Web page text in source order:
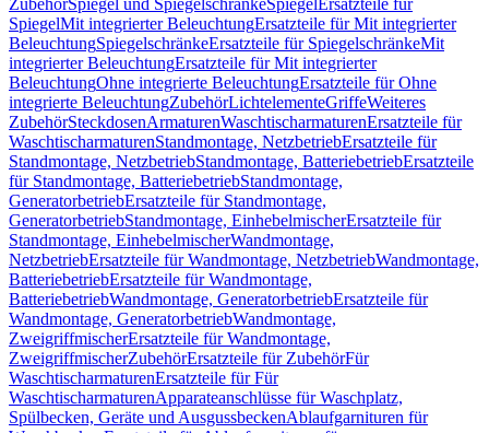
ZubehörSpiegel und SpiegelschränkeSpiegel Ersatzteile für
SpiegelMit integrierter BeleuchtungErsatzteile für Mit integrierter
BeleuchtungSpiegelschränkeErsatzteile für SpiegelschränkeMit
integrierter BeleuchtungErsatzteile für Mit integrierter
BeleuchtungOhne integrierte BeleuchtungErsatzteile für Ohne
integrierte BeleuchtungZubehörLichtelementeGriffeWeiteres
ZubehörSteckdosenArmaturenWaschtischarmaturenErsatzteile für
WaschtischarmaturenStandmontage, NetzbetriebErsatzteile für
Standmontage, NetzbetriebStandmontage, BatteriebetriebErsatzteile
für Standmontage, BatteriebetriebStandmontage,
GeneratorbetriebErsatzteile für Standmontage,
GeneratorbetriebStandmontage, EinhebelmischerErsatzteile für
Standmontage, EinhebelmischerWandmontage,
NetzbetriebErsatzteile für Wandmontage, NetzbetriebWandmontage,
BatteriebetriebErsatzteile für Wandmontage,
BatteriebetriebWandmontage, GeneratorbetriebErsatzteile für
Wandmontage, GeneratorbetriebWandmontage,
ZweigriffmischerErsatzteile für Wandmontage,
ZweigriffmischerZubehörErsatzteile für ZubehörFür
WaschtischarmaturenErsatzteile für Für
WaschtischarmaturenApparateanschlüsse für Waschplatz,
Spülbecken, Geräte und AusgussbeckenAblaufgarnituren für